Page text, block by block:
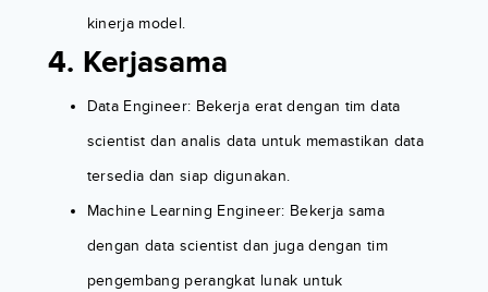
kinerja model.
4. Kerjasama
Data Engineer: Bekerja erat dengan tim data
scientist dan analis data untuk memastikan data
tersedia dan siap digunakan.
Machine Learning Engineer: Bekerja sama
dengan data scientist dan juga dengan tim
pengembang perangkat lunak untuk